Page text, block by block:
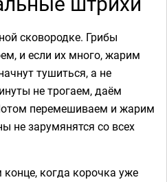
сковородке. Грибы
и если их много, жарим
тушиться, а не
не трогаем, даём
перемешиваем и жарим
не зарумянятся со всех
когда корочка уже